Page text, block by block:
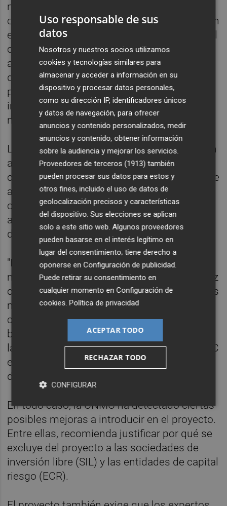
mayor protección a los inversores
originales". Además, una mayor participación
en estos mercados financieros fomentaría el
crecimiento empresarial, contribuiría a
aumentar la transparencia, reduciría la
dependencia de la financiación bancaria, y
permitiría avanzar hacia una mayor
integración de los mercados financieros a
nivel europeo, según el regulador.
La CNMC considera que extender el régimen
a estos sistemas hace que las pymes que
cotizan en ellos estén "más protegidas frente
a adquisiciones oportunistas por parte de
otras empresas". Esto se debe porque la
adquisición tendría que someterse a la Ley
de opa y se encarecería.
"El crecimiento de los sistemas
multilaterales de negociación puede a su vez
convertirles en una alternativa viable ante los
mercados bursátiles, generando también
competencia entre diferentes mercados en
beneficio de los potenciales inversores y de
la economía en su conjunto", afirma la CNMC
en su informe sobre el proyecto del real
decreto.
En todo caso, la CNMC ha detectado ciertas
posibles mejoras a introducir en el proyecto.
Entre ellas, recomienda justificar por qué se
excluye del proyecto a las sociedades de
inversión libre (SIL) y las entidades de capital
riesgo (ECR).
Uso responsable de sus
datos
Nosotros y nuestros socios utilizamos
cookies y tecnologías similares para
almacenar y acceder a información en su
dispositivo y procesar datos personales,
como su dirección IP, identificadores únicos
y datos de navegación, para ofrecer
anuncios y contenido personalizados, medir
anuncios y contenido, obtener información
sobre la audiencia y mejorar los servicios.
Proveedores de terceros (1913) también
pueden procesar sus datos para estos y
otros fines, incluido el uso de datos de
geolocalización precisos y características
del dispositivo. Sus elecciones se aplican
solo a este sitio web. Algunos proveedores
pueden basarse en el interés legítimo en
lugar del consentimiento; tiene derecho a
oponerse enConfiguración de publicidad.
Puede retirar su consentimiento en
cualquier momento enConfiguración de
cookies.Política de privacidad
ACEPTAR TODO
RECHAZAR TODO
CONFIGURAR